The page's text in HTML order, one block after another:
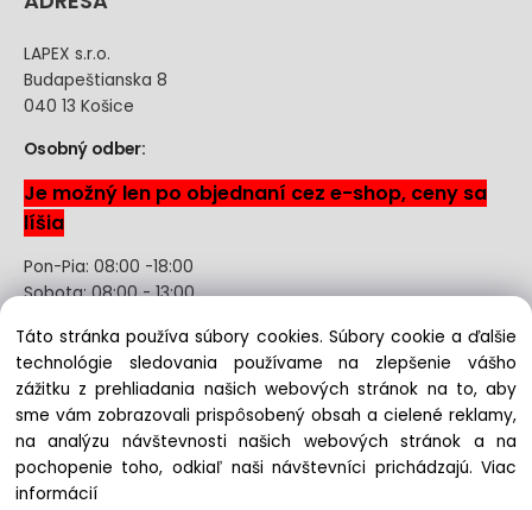
LAPEX s.r.o.
Budapeštianska 8
040 13 Košice
Osobný odber:
Je možný len po objednaní cez e-shop, ceny sa
líšia
Pon-Pia: 08:00 -18:00
Sobota: 08:00 - 13:00
Odstúpenie od kúpnej zmluvy uzavretej na diaľku bez
registrácie
Copyright © 2022 lapex.sk, All rights reserved
Táto stránka používa súbory cookies. Súbory cookie a ďalšie
technológie sledovania používame na zlepšenie vášho
zážitku z prehliadania našich webových stránok na to, aby
sme vám zobrazovali prispôsobený obsah a cielené reklamy,
na analýzu návštevnosti našich webových stránok a na
pochopenie toho, odkiaľ naši návštevníci prichádzajú.Viac
informácií